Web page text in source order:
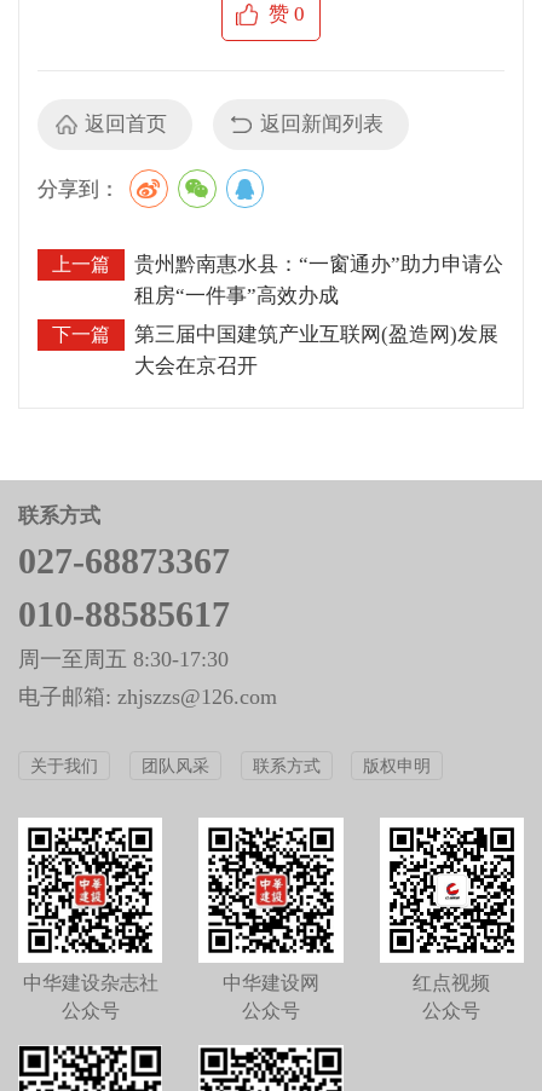
赞0
返回首页 返回新闻列表
分享到：
上一篇
贵州黔南惠水县：“一窗通办”助力申请公
租房“一件事”高效办成
下一篇
第三届中国建筑产业互联网(盈造网)发展
大会在京召开
联系方式
027-68873367
010-88585617
周一至周五 8:30-17:30
电子邮箱: zhjszzs@126.com
关于我们 团队风采 联系方式 版权申明
中华建设杂志社
公众号
中华建设网
公众号
红点视频
公众号